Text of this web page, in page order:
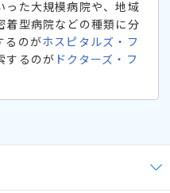
った大規模病院や、地域
着型病院などの種類に分
るのがホスピタルズ・フ
するのが ドクターズ・フ